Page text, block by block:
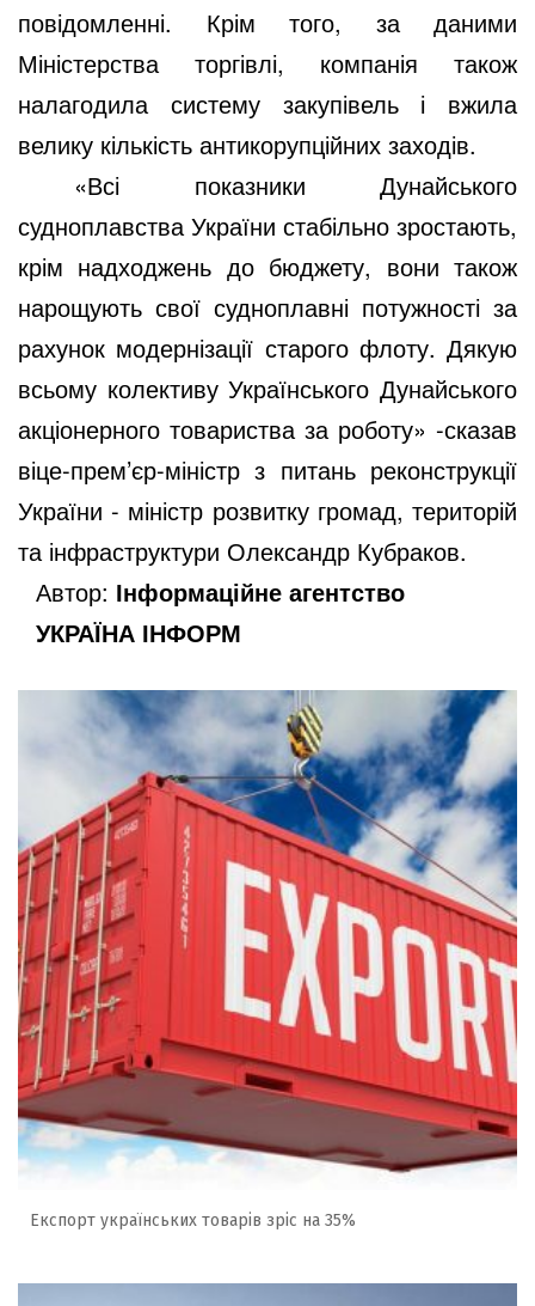
повідомленні. Крім того, за даними
Міністерства торгівлі, компанія також
налагодила систему закупівель і вжила
велику кількість антикорупційних заходів.
«Всі показники Дунайського
судноплавства України стабільно зростають,
крім надходжень до бюджету, вони також
нарощують свої судноплавні потужності за
рахунок модернізації старого флоту. Дякую
всьому колективу Українського Дунайського
акціонерного товариства за роботу» -сказав
віце-прем’єр-міністр з питань реконструкції
України - міністр розвитку громад, територій
та інфраструктури Олександр Кубраков.
Автор: Інформаційне агентство
УКРАЇНА ІНФОРМ
Експорт українських товарів зріс на 35%